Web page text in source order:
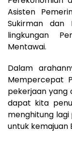
Asisten
Sukirman dan
lingkungan
Mentawai.
Dalam
Mempercepat
pekerjaan yang
dapat kita
menghitung
untuk kemajuan